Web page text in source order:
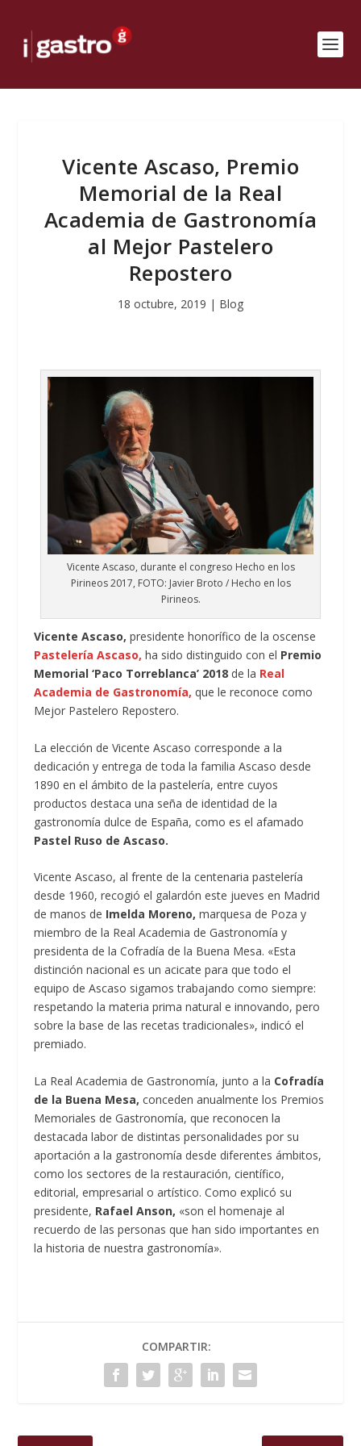
Vicente Ascaso, Premio
Memorial de la Real
Academia de Gastronomía
al Mejor Pastelero
Repostero
18 octubre, 2019 | Blog
Vicente Ascaso, durante el congreso Hecho en los
Pirineos 2017, FOTO: Javier Broto / Hecho en los
Pirineos.
Vicente Ascaso, presidente honorífico de la oscense
Pastelería Ascaso, ha sido distinguido con el Premio
Memorial ‘Paco Torreblanca’ 2018 de la Real
Academia de Gastronomía, que le reconoce como
Mejor Pastelero Repostero.
La elección de Vicente Ascaso corresponde a la
dedicación y entrega de toda la familia Ascaso desde
1890 en el ámbito de la pastelería, entre cuyos
productos destaca una seña de identidad de la
gastronomía dulce de España, como es el afamado
Pastel Ruso de Ascaso.
Vicente Ascaso, al frente de la centenaria pastelería
desde 1960, recogió el galardón este jueves en Madrid
de manos de Imelda Moreno, marquesa de Poza y
miembro de la Real Academia de Gastronomía y
presidenta de la Cofradía de la Buena Mesa. «Esta
distinción nacional es un acicate para que todo el
equipo de Ascaso sigamos trabajando como siempre:
respetando la materia prima natural e innovando, pero
sobre la base de las recetas tradicionales», indicó el
premiado.
La Real Academia de Gastronomía, junto a la Cofradía
de la Buena Mesa, conceden anualmente los Premios
Memoriales de Gastronomía, que reconocen la
destacada labor de distintas personalidades por su
aportación a la gastronomía desde diferentes ámbitos,
como los sectores de la restauración, científico,
editorial, empresarial o artístico. Como explicó su
presidente, Rafael Anson, «son el homenaje al
recuerdo de las personas que han sido importantes en
la historia de nuestra gastronomía».
COMPARTIR: